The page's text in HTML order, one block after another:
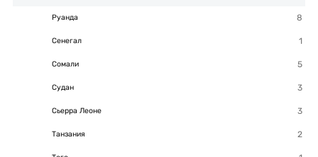
Руанда
Сенегал
Сомали
Судан
Сьерра Леоне
Танзания